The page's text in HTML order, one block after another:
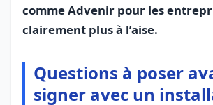
comme Advenir pour les
clairement plus à l’aise.
Questions à poser
signer avec un